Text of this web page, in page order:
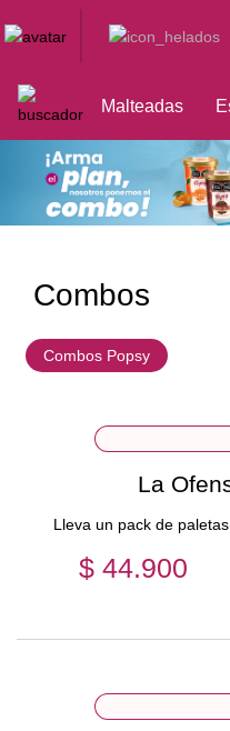
Inicio Malteadas
Combos
Combos Popsy
La
Lleva un pack de
$ 44.900